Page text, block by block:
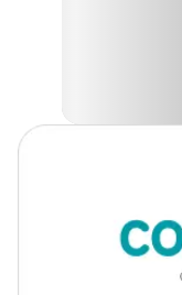
Revolva o solo no
esterco e/ou húmus